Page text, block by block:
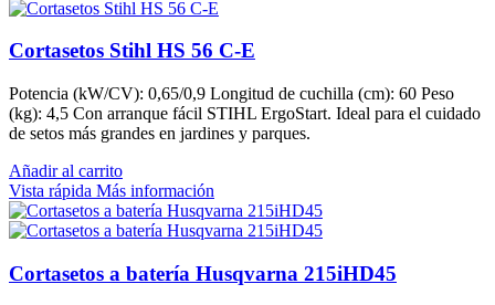
Cortasetos Stihl HS 56 C-E
Potencia (kW/CV): 0,65/0,9 Longitud de cuchilla (cm): 60 Peso
(kg): 4,5 Con arranque fácil STIHL ErgoStart. Ideal para el cuidado
de setos más grandes en jardines y parques.
Añadir al carrito
Vista rápida Más información
Cortasetos a batería Husqvarna 215iHD45